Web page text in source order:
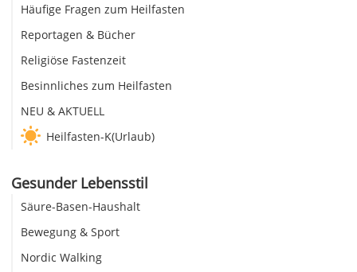
Häufige Fragen zum Heilfasten
Reportagen & Bücher
Religiöse Fastenzeit
Besinnliches zum Heilfasten
NEU & AKTUELL
Heilfasten-K(Urlaub)
Gesunder Lebensstil
Säure-Basen-Haushalt
Bewegung & Sport
Nordic Walking